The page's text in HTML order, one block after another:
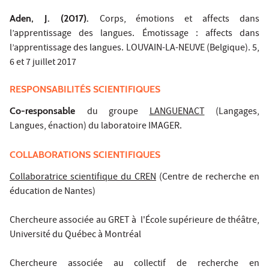
Aden, J. (2017). Corps, émotions et affects dans
l’apprentissage des langues. Émotissage : affects dans
l’apprentissage des langues. LOUVAIN-LA-NEUVE (Belgique). 5,
6 et 7 juillet 2017
RESPONSABILITÉS SCIENTIFIQUES
Co-responsable du groupeLANGUENACT(Langages,
Langues, énaction) du laboratoire IMAGER.
COLLABORATIONS SCIENTIFIQUES
Collaboratrice scientifique du CREN (Centre de recherche en
éducation de Nantes)
Chercheure associée au GRET à l'École supérieure de théâtre,
Université du Québec à Montréal
Chercheure associée au collectif de recherche en